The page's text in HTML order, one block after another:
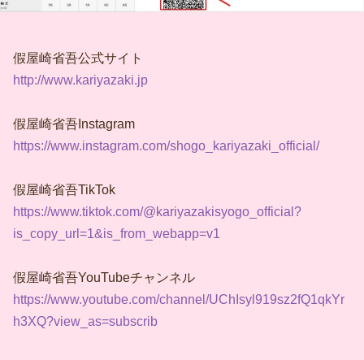
假屋崎省吾公式サイト
http://www.kariyazaki.jp
假屋崎省吾Instagram
https://www.instagram.com/shogo_kariyazaki_official/
假屋崎省吾TikTok
https://www.tiktok.com/@kariyazakisyogo_official?
is_copy_url=1&is_from_webapp=v1
假屋崎省吾YouTubeチャンネル
https://www.youtube.com/channel/UChIsyl919sz2fQ1qkYr
h3XQ?view_as=subscrib